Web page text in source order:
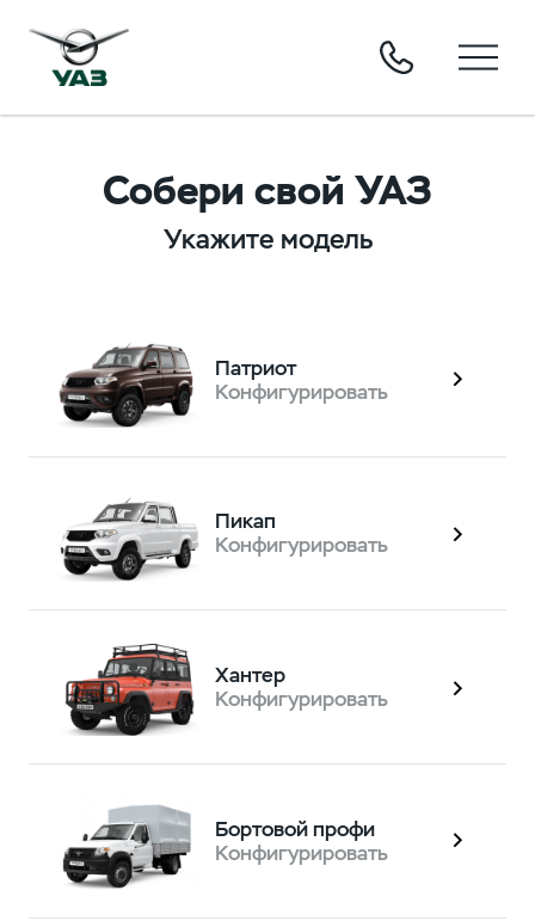
Собери свой УАЗ
Укажите модель
Патриот
Конфигурировать
Пикап
Конфигурировать
Хантер
Конфигурировать
Бортовой профи
Конфигурировать